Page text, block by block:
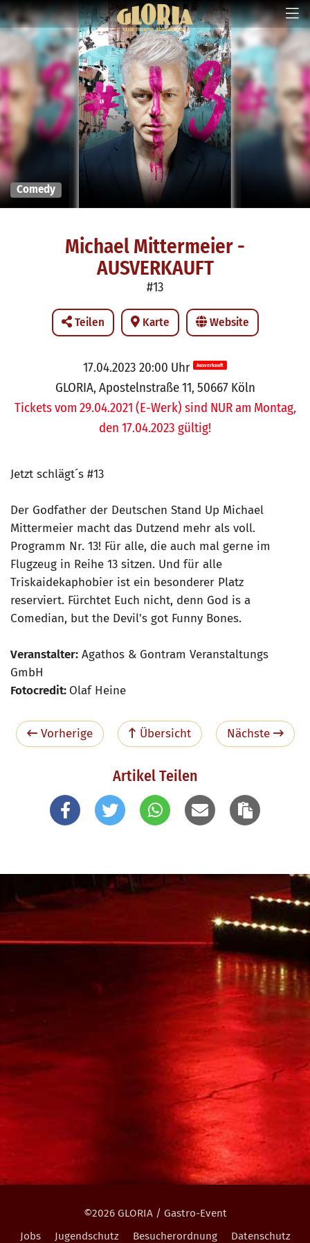
Comedy
Michael Mittermeier -
AUSVERKAUFT
#13
Teilen Karte Website
17.04.2023 20:00 Uhr Ausverkauft
GLORIA, Apostelnstraße 11, 50667 Köln
Tickets vom 29.04.2021 (E-Werk) sind NUR am Montag,
den 17.04.2023 gültig!
Jetzt schlägt´s #13
Der Godfather der Deutschen Stand Up Michael
Mittermeier macht das Dutzend mehr als voll.
Programm Nr. 13! Für alle, die auch mal gerne im
Flugzeug in Reihe 13 sitzen. Und für alle
Triskaidekaphobier ist ein besonderer Platz
reserviert. Fürchtet Euch nicht, denn God is a
Comedian, but the Devil's got Funny Bones.
Veranstalter: Agathos & Gontram Veranstaltungs
GmbH
Fotocredit: Olaf Heine
Vorherige Übersicht Nächste
Artikel Teilen
©2026 GLORIA / Gastro-Event
Jobs
Jugendschutz Besucherordnung Datenschutz